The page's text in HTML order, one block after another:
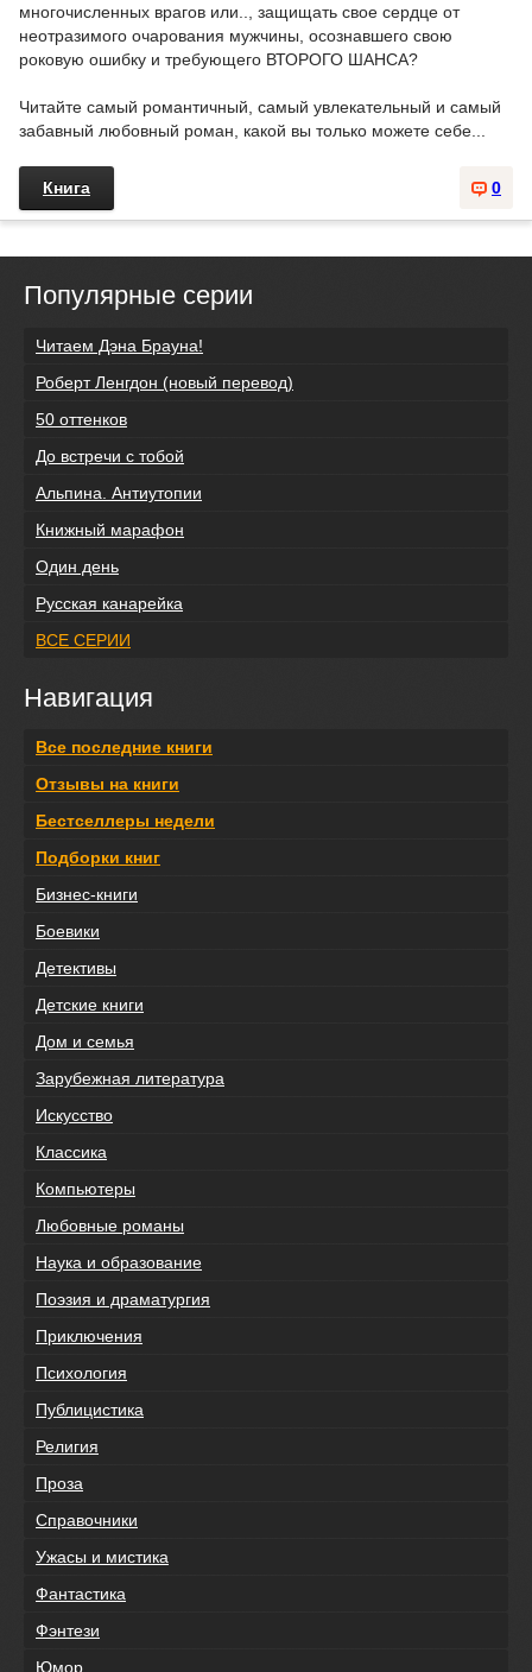
многочисленных врагов или.., защищать свое сердце от
неотразимого очарования мужчины, осознавшего свою
роковую ошибку и требующего ВТОРОГО ШАНСА?
Читайте самый романтичный, самый увлекательный и самый
забавный любовный роман, какой вы только можете себе...
0
Книга
Популярные серии
Читаем Дэна Брауна!
Роберт Ленгдон (новый перевод)
50 оттенков
До встречи с тобой
Альпина. Антиутопии
Книжный марафон
Один день
Русская канарейка
ВСЕ СЕРИИ
Навигация
Все последние книги
Отзывы на книги
Бестселлеры недели
Подборки книг
Бизнес-книги
Боевики
Детективы
Детские книги
Дом и семья
Зарубежная литература
Искусство
Классика
Компьютеры
Любовные романы
Наука и образование
Поэзия и драматургия
Приключения
Психология
Публицистика
Религия
Проза
Справочники
Ужасы и мистика
Фантастика
Фэнтези
Юмор